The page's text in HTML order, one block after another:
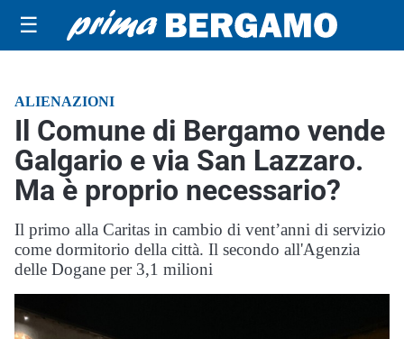
☰
ALIENAZIONI
Il Comune di Bergamo vende
Galgario e via San Lazzaro.
Ma è proprio necessario?
Il primo alla Caritas in cambio di vent’anni di servizio
come dormitorio della città. Il secondo all'Agenzia
delle Dogane per 3,1 milioni